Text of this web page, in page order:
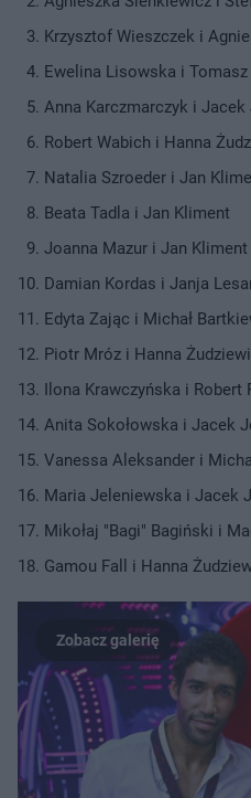
Krzysztof Wieszczek i
Ewelina Lisowska i Tomasz
Anna Karczmarczyk i Jacek
Robert Wabich i Hanna
Natalia Szroeder i Jan
Beata Tadla i Jan Kliment
Joanna Mazur i Jan Kliment
Damian Kordas i Janja
Edyta Zając i Michał
Piotr Mróz i Hanna
Ilona Krawczyńska i Robert
Anita Sokołowska i Jacek
Vanessa Aleksander i
Maria Jeleniewska i Jacek
Mikołaj "Bagi" Bagiński i
Gamou Fall i Hanna